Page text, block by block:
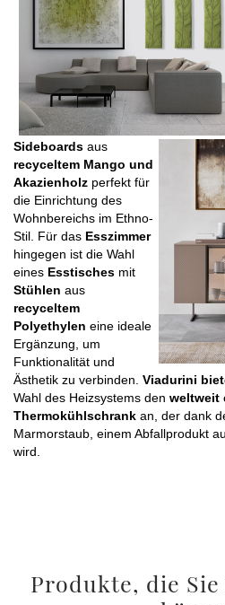
Sideboards
recyceltem Mango und
Akazienholz perfekt für
die Einrichtung des
Wohnbereichs im Ethno-
Stil. Für das Esszimmer
hingegen ist die Wahl
eines Esstisches
Stühlen
recyceltem
Polyethylen eine ideale
Ergänzung, um
Funktionalität und
Ästhetik zu verbinden. Viadurini
Wahl des Heizsystems den weltweit
Thermokühlschrank an, der dank
Marmorstaub, einem Abfallprodukt
wird.
Produkte, die